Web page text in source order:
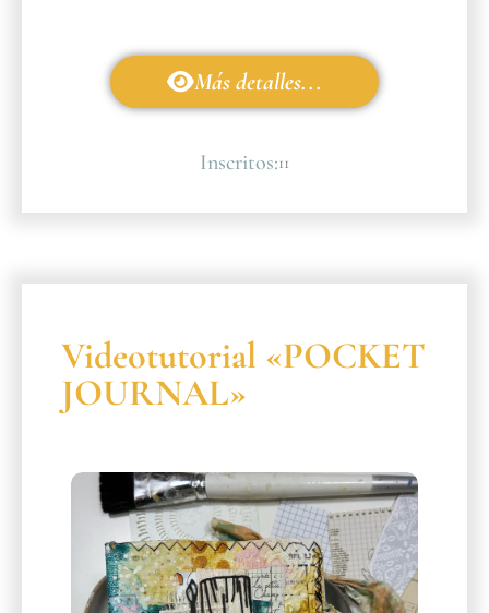
Más detalles...
Inscritos:11
Videotutorial «POCKET
JOURNAL»